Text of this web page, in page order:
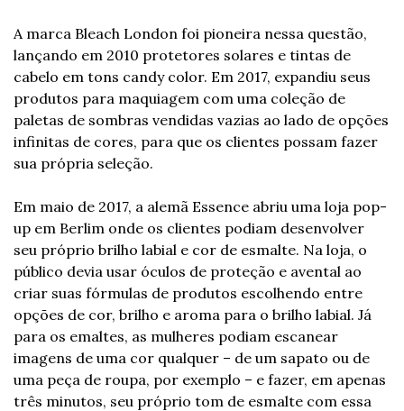
A marca Bleach London foi pioneira nessa questão,
lançando em 2010 protetores solares e tintas de
cabelo em tons candy color. Em 2017, expandiu seus
produtos para maquiagem com uma coleção de
paletas de sombras vendidas vazias ao lado de opções
infinitas de cores, para que os clientes possam fazer
sua própria seleção.
Em maio de 2017, a alemã Essence abriu uma loja pop-
up em Berlim onde os clientes podiam desenvolver
seu próprio brilho labial e cor de esmalte. Na loja, o
público devia usar óculos de proteção e avental ao
criar suas fórmulas de produtos escolhendo entre
opções de cor, brilho e aroma para o brilho labial. Já
para os emaltes, as mulheres podiam escanear
imagens de uma cor qualquer – de um sapato ou de
uma peça de roupa, por exemplo – e fazer, em apenas
três minutos, seu próprio tom de esmalte com essa